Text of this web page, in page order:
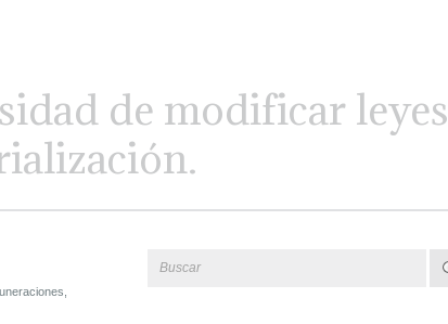
de modificar leyes